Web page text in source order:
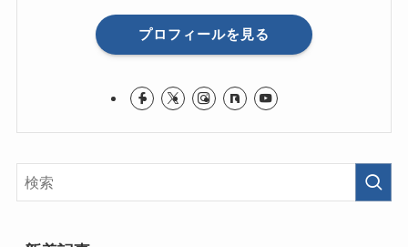
プロフィールを見る